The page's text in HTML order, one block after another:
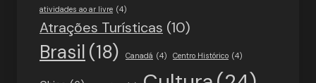
atividades ao ar livre (4)
Atrações Turísticas (10)
Brasil (18) Canadá (4) Centro Histórico (4)